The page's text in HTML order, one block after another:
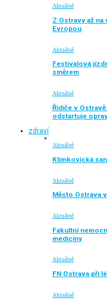
Aktuálně
Z Ostravy až
Evropou
Aktuálně
Festivalová
směrem
Aktuálně
Řidiče v
odstartuje
zdraví
Aktuálně
Klimkovická
Aktuálně
Město Ostrava
Aktuálně
Fakultní
medicíny
Aktuálně
FN Ostrava při
Aktuálně